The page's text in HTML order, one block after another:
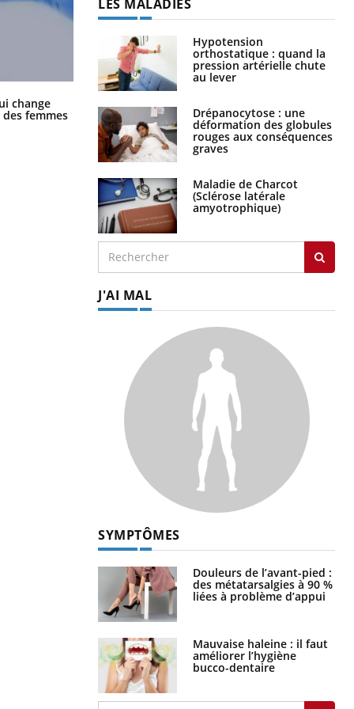
change
femmes la nuit ?
LES MALADIES
Hypotension
orthostatique : quand la
pression artérielle chute
au lever
Drépanocytose : une
déformation des globules
rouges aux conséquences
graves
Maladie de Charcot
(Sclérose latérale
amyotrophique)
J'AI MAL
SYMPTÔMES
Douleurs de l’avant-pied :
des métatarsalgies à 90 %
liées à problème d’appui
Mauvaise haleine : il faut
améliorer l’hygiène
bucco-dentaire